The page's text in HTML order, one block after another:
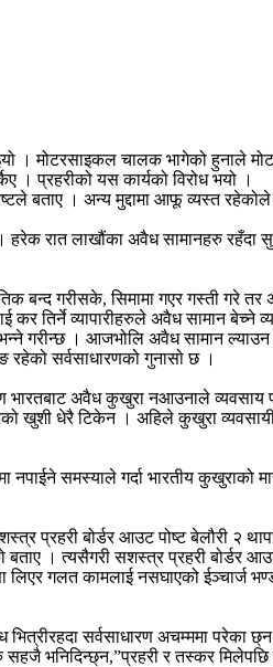
। मोटरसाइकल चालक भागेको हुनाले
। प्रहरीको यस कार्यको विरोध भयो ।
बताए । अन्य मुद्दामा आफू व्यस्त
हरेक रात लाखौंका अवैध सामानहरु रहँदा
बन्द गरीसके, सिमामा गएर गस्ती गरे
तिर्ने व्यापारीहरुले अवैध सामान बेच्ने
गरीन्छ । आजभोलि अवैध सामान ल्याउन
रहेको सर्वसाधारणको गुनासो छ ।
भारतबाट अवैध कुखुरा नआउनाले व्यवसाय
खुशी धेरै टिकेन । अहिले कुखुरा
नपाईने समस्याले गर्दा भारतीय कुखुराको
प्रहरी बोर्डर आउट पोष्ट बेलौरी २
। त्यसैगरी सशस्त्र प्रहरी बोर्डर आउट
गलत कामलाई नसघाएको ईञ्चार्ज
भित्रीरहदा सर्वसाधारण अचम्ममा परेका
सहजै भनिदिन्छ्न,”प्रहरी र तस्कर